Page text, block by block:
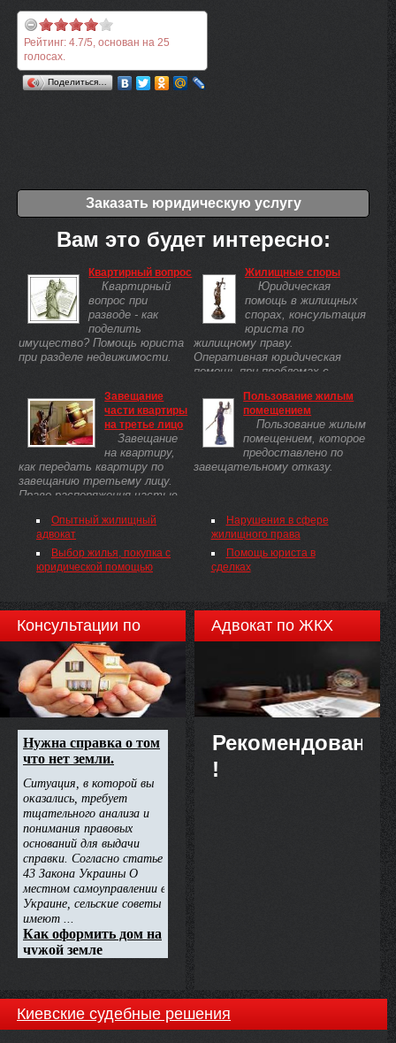
Рейтинг: 4.7/5, основан на 25
голосах.
Поделиться…
Заказать юридическую услугу
Вам это будет интересно:
Квартирный вопрос
Квартирный
вопрос при
разводе - как
поделить
имущество? Помощь юриста
при разделе недвижимости.
Завещание
части квартиры
на третье лицо
Завещание
на квартиру,
как передать квартиру по
завещанию третьему лицу.
Право распоряжения частью
наследство.
Опытный жилищный
адвокат
Выбор жилья, покупка с
юридической помощью
Жилищные споры
Юридическая
помощь в жилищных
спорах, консультация
юриста по
жилищному праву.
Оперативная юридическая
помощь при проблемах с
Пользование жилым
помещением
Пользование жилым
помещением, которое
предоставлено по
завещательному отказу.
Нарушения в сфере
жилищного права
Помощь юриста в
сделках
Консультации по
недвижимости
Адвокат по ЖКХ
Рекомендовано
!
Киевские судебные решения